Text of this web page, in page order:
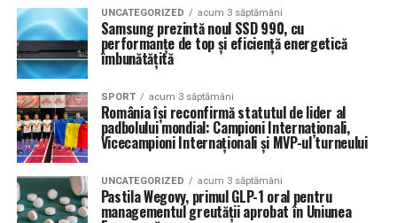
UNCATEGORIZED acum 3 săptămâni
Samsung prezintă noul SSD 990, cu
performanțe de top și eficiență energetică
îmbunătățită
SPORT acum 3 săptămâni
România își reconfirmă statutul de lider al
padbolului mondial: Campioni Internaționali,
Vicecampioni Internaționali și MVP-ul turneului
UNCATEGORIZED acum 3 săptămâni
Pastila Wegovy, primul GLP-1 oral pentru
managementul greutății aprobat în Uniunea